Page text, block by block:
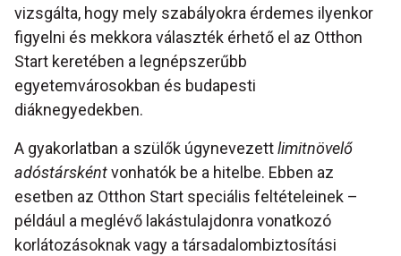
vizsgálta, hogy mely szabályokra érdemes ilyenkor
figyelni és mekkora választék érhető el az Otthon
Start keretében a legnépszerűbb
egyetemvárosokban és budapesti
diáknegyedekben.
A gyakorlatban a szülők úgynevezettlimitnövelő
adóstárskéntvonhatók be a hitelbe. Ebben az
esetben az Otthon Start speciális feltételeinek –
például a meglévő lakástulajdonra vonatkozó
korlátozásoknak vagy a társadalombiztosítási